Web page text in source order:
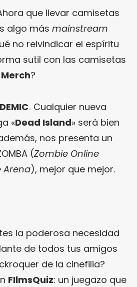
que llevar camisetas
algo más mainstream
no reivindicar el espíritu
sutil con las camisetas
?
. Cualquier nueva
«Dead Island» será bien
nos presenta un
(Zombie Online
Arena), mejor que mejor.
la poderosa necesidad
de todos tus amigos
de la cinefilia?
FIlmsQuiz: un juegazo que